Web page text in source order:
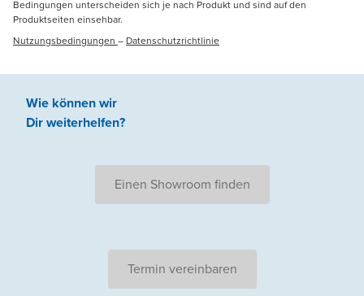
Bedingungen unterscheiden sich je nach Produkt und sind auf den
Produktseiten einsehbar.
Nutzungsbedingungen – Datenschutzrichtlinie
Wie können wir
Dir weiterhelfen?
Einen Showroom finden
Termin vereinbaren